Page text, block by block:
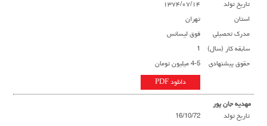
تاریخ تولد
۱۳۷۴/۰۷/۱۴
استان
تهران
مدرک تحصیلی
فوق لیسانس
سابقه کار (سال)
1
حقوق پیشنهادی
4-5 میلیون تومان
دانلود PDF
مهدیه جان پور
تاریخ تولد
16/10/72